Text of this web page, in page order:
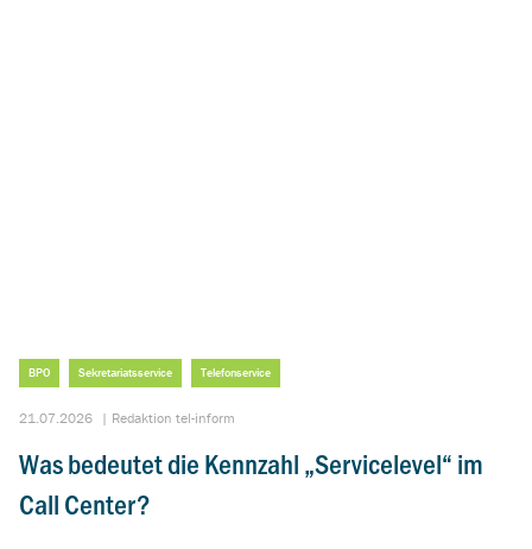
BPO Sekretariatsservice Telefonservice
21.07.2026 | Redaktion tel-inform
Was bedeutet die Kennzahl „Servicelevel“ im
Call Center?